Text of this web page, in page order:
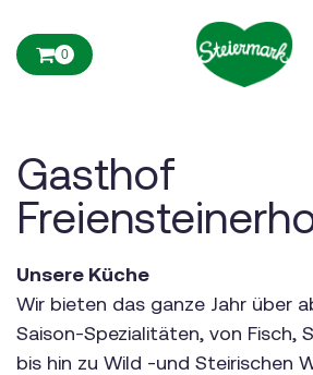
0
Gasthof
Unsere Küche
Wir bieten das ganze Jahr über
Saison-Spezialitäten, von Fisch,
bis hin zu Wild -und Steirischen